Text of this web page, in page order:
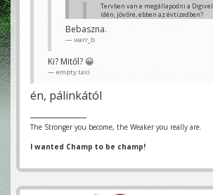
Tervben van e megállapodni a Digivel
idén, jövőre, ebben az évtizedben?
Digisek" fázisban van a dolog?
Tipp:
kivonulnak.
NB2
Bebaszna.
warr_b
Ki? Mitől? 😀
empty taxi
én, pálinkától
The Stronger you become, the Weaker you really are.
I wanted Champ to be champ!